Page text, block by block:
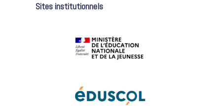
Sites institutionnels